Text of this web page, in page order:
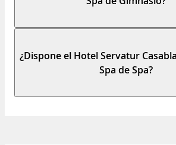
¿Dispone el Hotel Servatur
Spa de Spa?